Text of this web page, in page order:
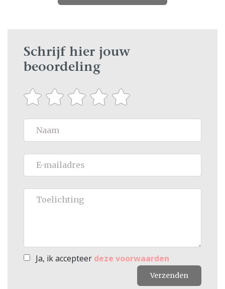
Schrijf hier jouw
beoordeling
Ja, ik accepteer deze voorwaarden
Verzenden